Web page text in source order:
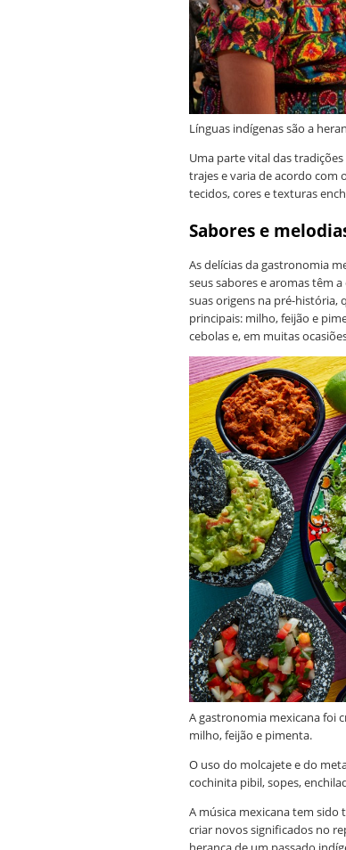
Línguas indígenas são a
Uma parte vital das
trajes e varia de acordo com
tecidos, cores e texturas
Sabores e
As delícias da gastronomia
seus sabores e aromas têm
suas origens na pré-história,
principais: milho, feijão e
cebolas e, em muitas
A gastronomia mexicana foi
milho, feijão e pimenta.
O uso do molcajete e do
cochinita pibil, sopes,
A música mexicana tem
criar novos significados no